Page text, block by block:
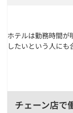
ホテルは勤務時間が
したいという人にも
チェーン店で